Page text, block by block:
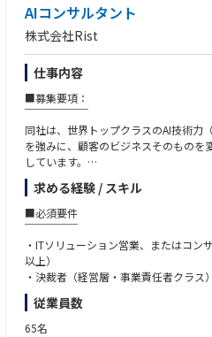
カスタマーサクセス内のチーム配属は
検討させていただきます。
Helpfeelをご利用中のお客様の業界は
融、EC、SaaS、ゲーム会社、印刷EC
に限らずキャリア形成をされたい方に
また日常的な業務や顧客との定例はリ
度）
【利用ツール】
・Google Analytics
・G Suite
・Slack
・Helpfeel
・Gyazo
AIコンサルタント
株式会社Rist
仕事内容
■募集要項：
￣￣￣￣￣￣
同社は、世界トップクラスのAI技術力
を強みに、顧客のビジネスそのものを
しています。
これまでに培った高度な技術実装力を
導入にとどまらず、より本質的な経営
ッションです。
本ポジションは、AI技術を起点に、経
でを一貫してリードするビジネスリー
数千万円〜数億円規模のインパクト創
する意欲の高い人材を求めています。
求める経験 / スキル
■必須要件
￣￣￣￣￣
・ITソリューション営業、またはコン
以上）
・決裁者（経営層・事業責任者クラス
・顧客の経営課題から「あるべき姿（
上の高単価なプロジェクトを企画・提
・社内外の多岐にわたるステークホル
従業員数
65名